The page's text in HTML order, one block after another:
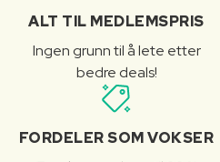
ALT TIL MEDLEMSPRIS
Ingen grunn til å lete etter
bedre deals!
FORDELER SOM VOKSER